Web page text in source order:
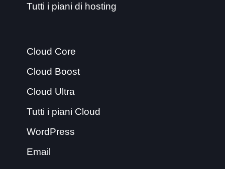
Tutti i piani di hosting
Cloud Core
Cloud Boost
Cloud Ultra
Tutti i piani Cloud
WordPress
Email